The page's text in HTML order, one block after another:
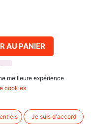
AU PANIER
meilleure expérience
cookies
Je suis d'accord